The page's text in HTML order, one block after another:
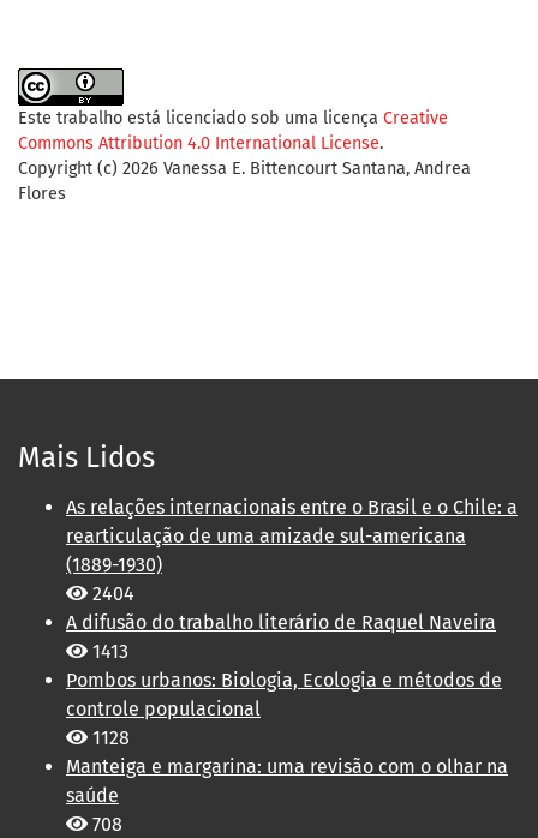
Este trabalho está licenciado sob uma licença Creative
Commons Attribution 4.0 International License.
Copyright (c) 2026 Vanessa E. Bittencourt Santana, Andrea
Flores
Mais Lidos
As relações internacionais entre o Brasil e o Chile: a
rearticulação de uma amizade sul-americana
(1889-1930)
2404
A difusão do trabalho literário de Raquel Naveira
1413
Pombos urbanos: Biologia, Ecologia e métodos de
controle populacional
1128
Manteiga e margarina: uma revisão com o olhar na
saúde
708